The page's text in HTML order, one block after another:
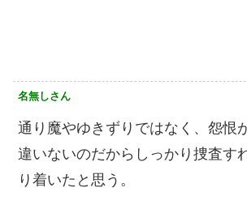
名無しさん
通り魔やゆきずりではなく、怨恨
違いないのだからしっかり捜査す
り着いたと思う。